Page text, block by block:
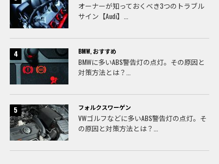
オーナーが知っておくべき3つのトラブル
サイン【Audi】...
BMW, おすすめ
BMWに多いABS警告灯の点灯。その原因と
対策方法とは？...
フォルクスワーゲン
VWゴルフなどに多いABS警告灯の点灯。そ
の原因と対策方法とは？...